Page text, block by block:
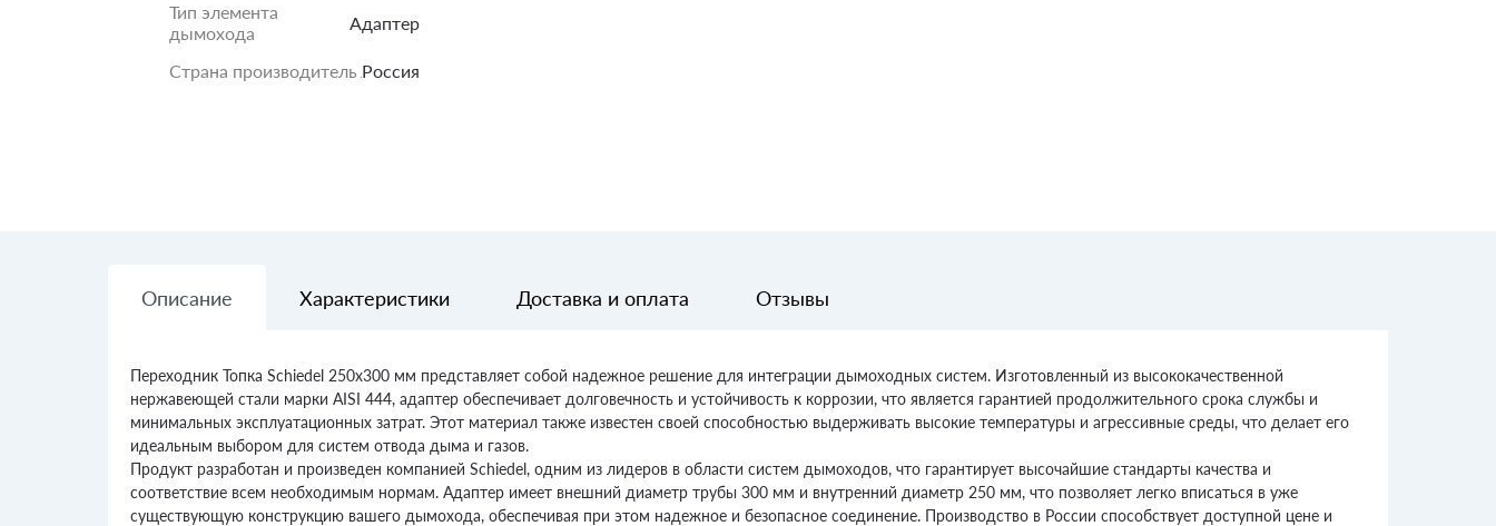
Тип элемента
дымохода
Адаптер
Страна производитель Россия
Описание Характеристики Доставка и оплата Отзывы
Переходник Топка Schiedel 250x300 мм представляет собой надежное решение для интеграции дымоходных систем. Изготовленный из высококачественной
нержавеющей стали марки AISI 444, адаптер обеспечивает долговечность и устойчивость к коррозии, что является гарантией продолжительного срока службы и
минимальных эксплуатационных затрат. Этот материал также известен своей способностью выдерживать высокие температуры и агрессивные среды, что делает его
идеальным выбором для систем отвода дыма и газов.
Продукт разработан и произведен компанией Schiedel, одним из лидеров в области систем дымоходов, что гарантирует высочайшие стандарты качества и
соответствие всем необходимым нормам. Адаптер имеет внешний диаметр трубы 300 мм и внутренний диаметр 250 мм, что позволяет легко вписаться в уже
существующую конструкцию вашего дымохода, обеспечивая при этом надежное и безопасное соединение. Производство в России способствует доступной цене и